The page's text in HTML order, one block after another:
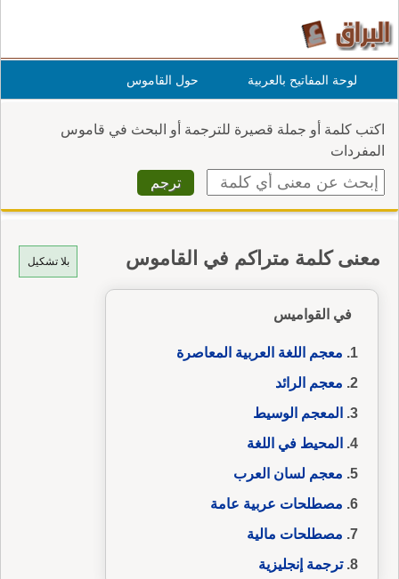
لوحة المفاتيح بالعربية حول القاموس
اكتب كلمة أو جملة قصيرة للترجمة أو البحث في قاموس
المفردات
بلا تشكيل معنى كلمة متراكم في القاموس
في القواميس
معجم اللغة العربية المعاصرة
معجم الرائد
المعجم الوسيط
المحيط في اللغة
معجم لسان العرب
مصطلحات عربية عامة
مصطلحات مالية
ترجمة إنجليزية